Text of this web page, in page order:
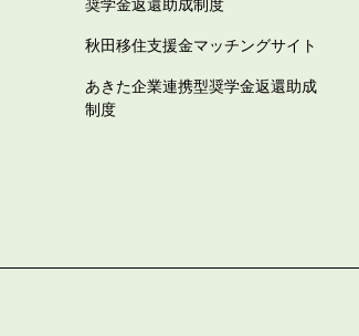
秋田移住支援金マッチングサイト
あきた企業連携型奨学金返還助成
制度